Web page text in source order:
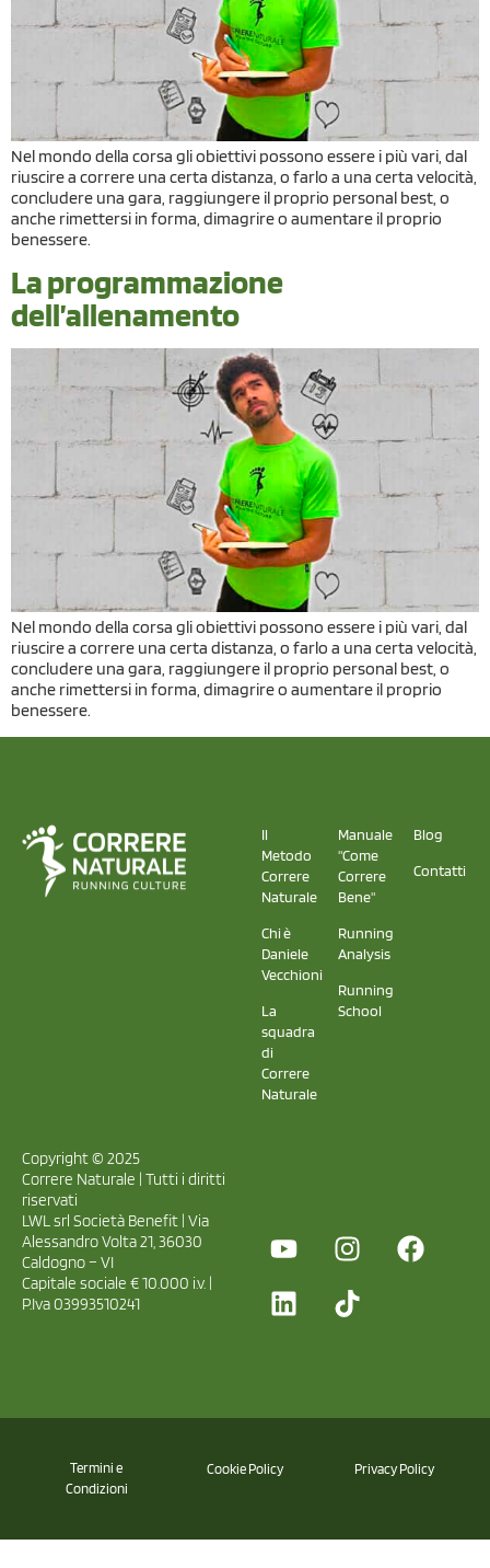
Nel mondo della corsa gli obiettivi possono essere i più vari, dal
riuscire a correre una certa distanza, o farlo a una certa velocità,
concludere una gara, raggiungere il proprio personal best, o
anche rimettersi in forma, dimagrire o aumentare il proprio
benessere.
La programmazione
dell’allenamento
Nel mondo della corsa gli obiettivi possono essere i più vari, dal
riuscire a correre una certa distanza, o farlo a una certa velocità,
concludere una gara, raggiungere il proprio personal best, o
anche rimettersi in forma, dimagrire o aumentare il proprio
benessere.
Il
Metodo
Correre
Naturale
Chi è
Daniele
Vecchioni
La
squadra
di
Correre
Naturale
Manuale
"Come
Correre
Bene"
Running
Analysis
Running
School
Blog
Contatti
Copyright © 2025
Correre Naturale | Tutti i diritti
riservati
LWL srl Società Benefit | Via
Alessandro Volta 21, 36030
Caldogno – VI
Capitale sociale € 10.000 i.v. |
P.Iva 03993510241
Termini e
Condizioni
Cookie Policy Privacy Policy